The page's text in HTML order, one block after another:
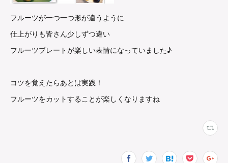
フルーツが一つ一つ形が違うように
仕上がりも皆さん少しずつ違い
フルーツプレートが楽しい表情になっていました♪
コツを覚えたらあとは実践！
フルーツをカットすることが楽しくなりますね